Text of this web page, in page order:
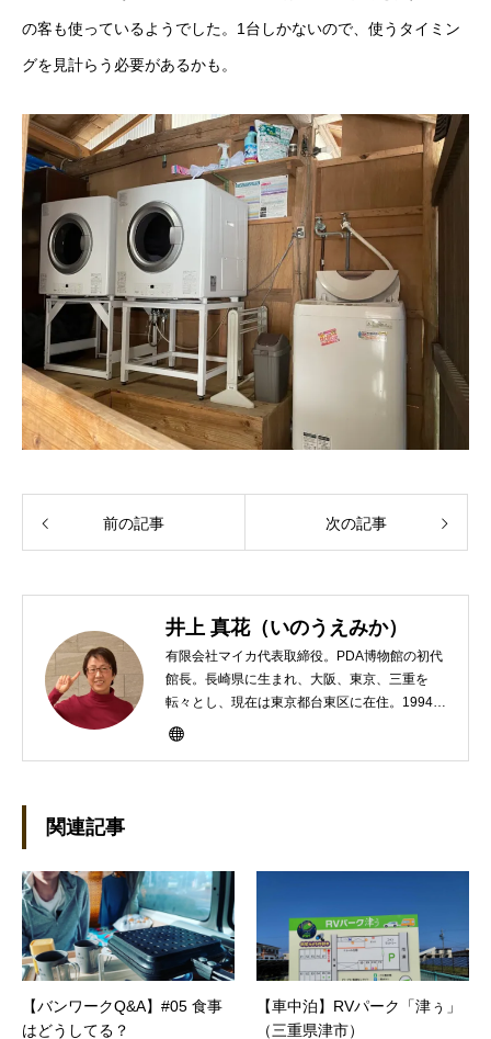
の客も使っているようでした。1台しかないので、使うタイミン
グを見計らう必要があるかも。
前の記事 次の記事
井上 真花（いのうえみか）
有限会社マイカ代表取締役。PDA博物館の初代
館長。長崎県に生まれ、大阪、東京、三重を
転々とし、現在は東京都台東区に在住。1994年
にHP100LXと出会ったのをきかっけに、フリ
制作。プライベートでは、井上円了哲学塾の第
一期修了生として「哲学カフェ＠神保町」の世
話人、2020年以降は「なごテツ」のオンライン
カフェの世話人を務める。趣味は考えること。
関連記事
【バンワークQ&A】#05 食事
はどうしてる？
【車中泊】RVパーク「津ぅ」
（三重県津市）